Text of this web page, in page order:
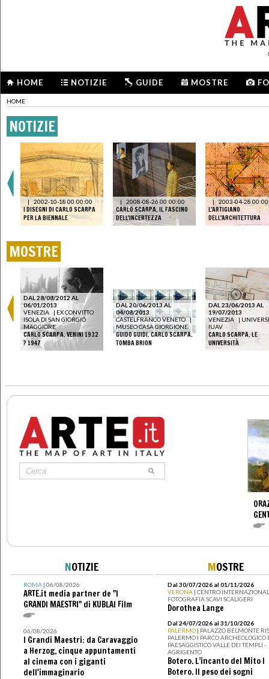
HOME NOTIZIE GUIDE MOSTRE
HOME
NOTIZIE
| 2002-10-18 00:00:00
I DISEGNI DI CARLO SCARPA
PER LA BIENNALE
| 2008-08-26 00:00:00
CARLO SCARPA, IL FASCINO
DELL'INCERTEZZA
| 2003-04-28
L'ARTIGIANO
DELL'ARCHITETTURA
MOSTRE
DAL 28/08/2012 AL
06/01/2013
VENEZIA
| EX CONVITTO
ISOLA DI SAN GIORGIO
MAGGIORE
CARLO SCARPA. VENINI 1932
? 1947
DAL 20/06/2013 AL
04/08/2013
CASTELFRANCO VENETO |
MUSEO CASA GIORGIONE
GUIDO GUIDI. CARLO SCARPA.
TOMBA BRION
DAL 23/06/2013 AL
19/07/2013
VENEZIA
|
IUAV
CARLO SCARPA. LE
UNIVERSITÀ
NOTIZIE
ROMA| 06/08/2026
ARTE.it media partner de "I
GRANDI MAESTRI" di KUBLAI Film
06/08/2026
I Grandi Maestri: da Caravaggio
a Herzog, cinque appuntamenti
al cinema con i giganti
dell'immaginario
MOSTRE
Dal 30/07/2026 al 01/11/2026
VERONA | CENTRO
FOTOGRAFIA SCAVI SCALIGERI
Dorothea Lange
Dal 24/07/2026 al 31/10/2026
PALERMO | PALAZZO BELMONTE
PALERMO I PARCO ARCHEOLOGICO
PAESAGGISTICO VALLE DEI TEMPLI -
AGRIGENTO
Botero. L’incanto del Mito I
Botero. Il peso dei sogni